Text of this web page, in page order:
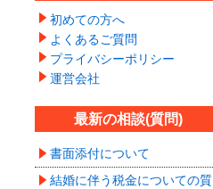
初めての方へ
よくあるご質問
プライバシーポリシー
運営会社
最新の相談(質問)
書面添付について
結婚に伴う税金についての質